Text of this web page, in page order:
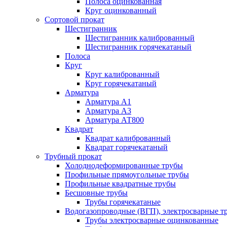
Круг оцинкованный
Сортовой прокат
Шестигранник
Шестигранник калиброванный
Шестигранник горячекатаный
Полоса
Круг
Круг калиброванный
Круг горячекатаный
Арматура
Арматура А1
Арматура А3
Арматура АТ800
Квадрат
Квадрат калиброванный
Квадрат горячекатаный
Трубный прокат
Холоднодеформированные трубы
Профильные прямоугольные трубы
Профильные квадратные трубы
Бесшовные трубы
Трубы горячекатаные
Водогазопроводные (ВГП), электросварные
Трубы электросварные оцинкованные